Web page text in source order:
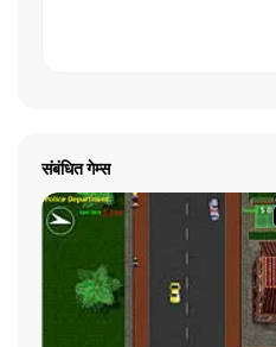
संबंधित गेम्स